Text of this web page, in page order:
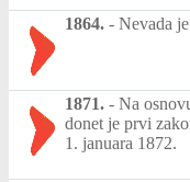
1864. - Nevada
1871. - Na
donet je prvi
1. januara 1872.